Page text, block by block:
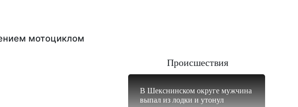
мотоциклом
Происшествия
В Шекснинском округе мужчина
выпал из лодки и утонул